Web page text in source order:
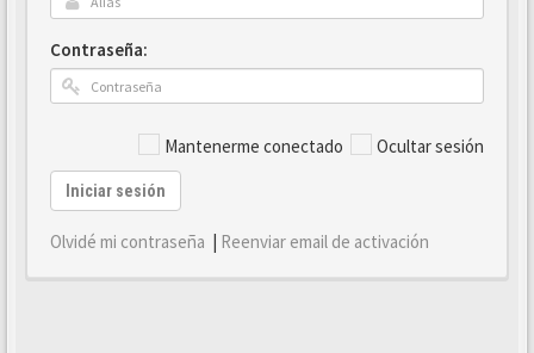
Contraseña:
Mantenerme conectado Ocultar sesión
Iniciar sesión
Olvidé mi contraseña | Reenviar email de activación